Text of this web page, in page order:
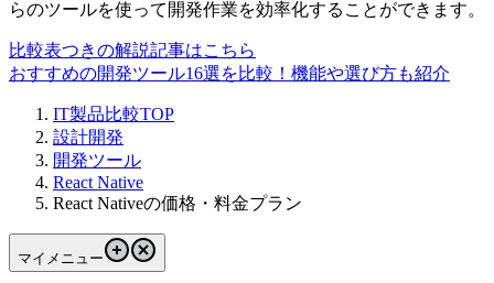
らのツールを使って開発作業を効率化することができます。
比較表つきの解説記事はこちら
おすすめの開発ツール16選を比較！機能や選び方も紹介
IT製品比較TOP
設計開発
開発ツール
React Native
React Nativeの価格・料金プラン
マイメニュー